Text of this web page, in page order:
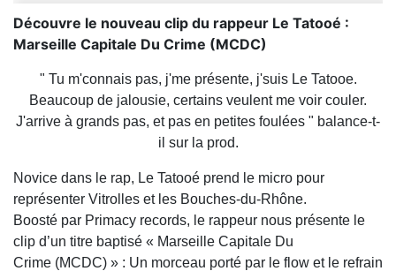
Découvre le nouveau clip du rappeur Le Tatooé :
Marseille Capitale Du Crime (MCDC)
" Tu m'connais pas, j'me présente, j'suis Le Tatooe.
Beaucoup de jalousie, certains veulent me voir couler.
J'arrive à grands pas, et pas en petites foulées " balance-t-
il sur la prod.
Novice dans le rap, Le Tatooé prend le micro pour
représenter Vitrolles et les Bouches-du-Rhône.
Boosté par Primacy records, le rappeur nous présente le
clip d’un titre baptisé « Marseille Capitale Du
Crime (MCDC) » : Un morceau porté par le flow et le refrain